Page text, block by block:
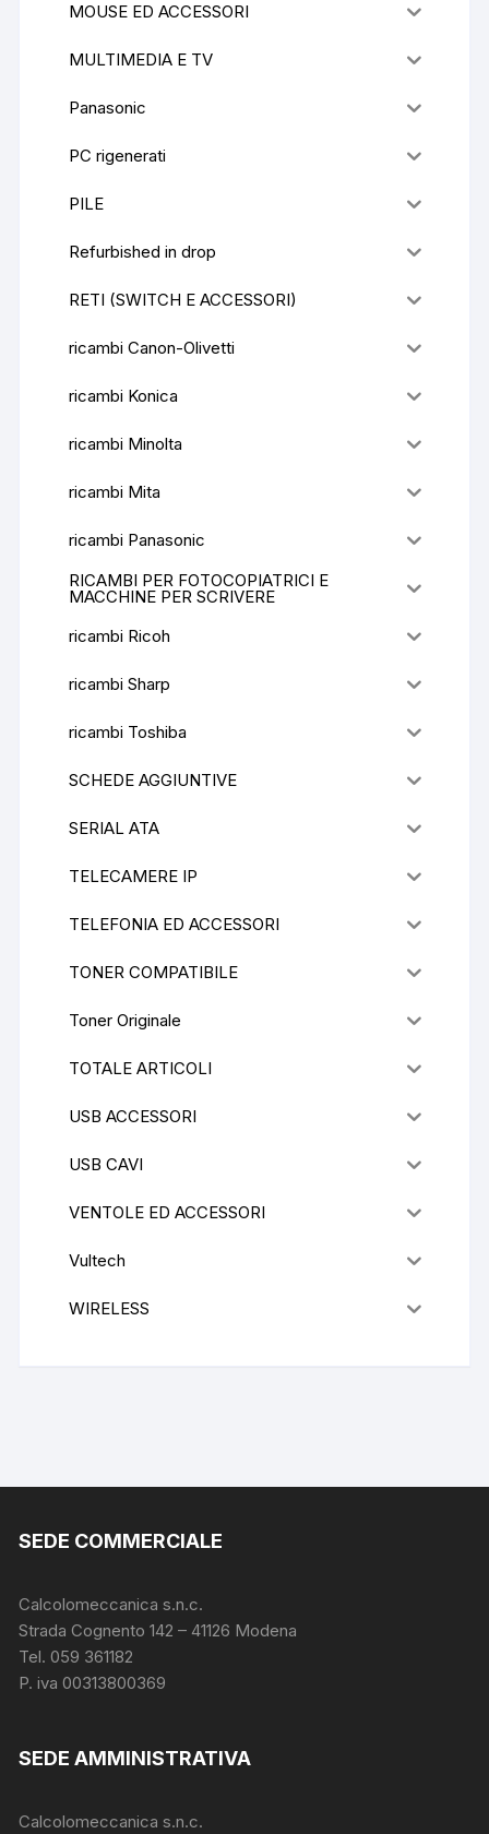
MOUSE ED ACCESSORI
MULTIMEDIA E TV
Panasonic
PC rigenerati
PILE
Refurbished in drop
RETI (SWITCH E ACCESSORI)
ricambi Canon-Olivetti
ricambi Konica
ricambi Minolta
ricambi Mita
ricambi Panasonic
RICAMBI PER FOTOCOPIATRICI E
MACCHINE PER SCRIVERE
ricambi Ricoh
ricambi Sharp
ricambi Toshiba
SCHEDE AGGIUNTIVE
SERIAL ATA
TELECAMERE IP
TELEFONIA ED ACCESSORI
TONER COMPATIBILE
Toner Originale
TOTALE ARTICOLI
USB ACCESSORI
USB CAVI
VENTOLE ED ACCESSORI
Vultech
WIRELESS
SEDE COMMERCIALE
Calcolomeccanica s.n.c.
Strada Cognento 142 – 41126 Modena
Tel. 059 361182
P. iva 00313800369
SEDE AMMINISTRATIVA
Calcolomeccanica s.n.c.